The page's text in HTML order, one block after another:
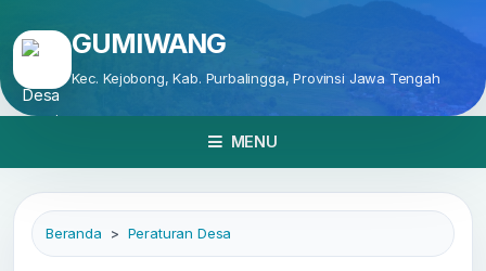
GUMIWANG
Kec. Kejobong, Kab. Purbalingga, Provinsi Jawa Tengah
MENU
Beranda Peraturan Desa